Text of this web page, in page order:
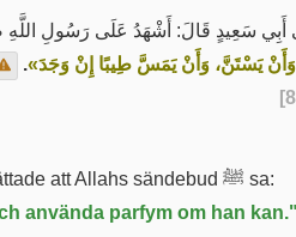
سَعِيدٍ قَالَ: أَشْهَدُ عَلَى رَسُولِ اللَّهِ
يَسْتَنَّ، وَأَنْ يَمَسَّ طِيبًا إِنْ وَجَدَ».
berättade att Abu Sa'id berättade att Allahs sändebud ﷺ sa:
använda parfym om han kan."